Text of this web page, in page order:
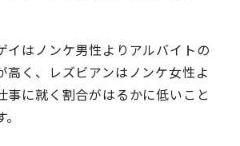
イはノンケ男性よりアルバイトの
高く、レズビアンはノンケ女性よ
事に就く割合がはるかに低いこと